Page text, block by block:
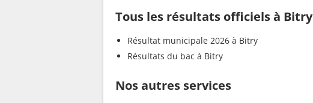
Tous les résultats officiels à Bitry
Résultat municipale 2026 à Bitry
Résultats du bac à Bitry
Nos autres services